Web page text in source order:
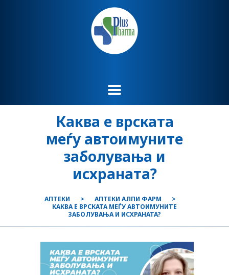
Каква е врската
меѓу автоимуните
заболувања и
исхраната?
АПТЕКИ
АПТЕКИ АЛПИ ФАРМ
КАКВА Е ВРСКАТА МЕЃУ АВТОИМУНИТЕ
ЗАБОЛУВАЊА И ИСХРАНАТА?